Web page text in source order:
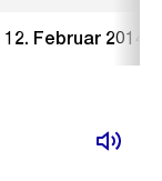
12. Februar 2014